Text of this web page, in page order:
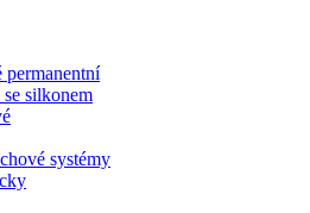
permanentní
silkonem
systémy